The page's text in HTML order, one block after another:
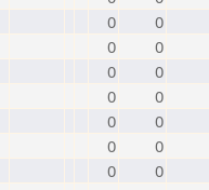
0
0
0
0
0
0
0
0
0
0
0
0
0
0